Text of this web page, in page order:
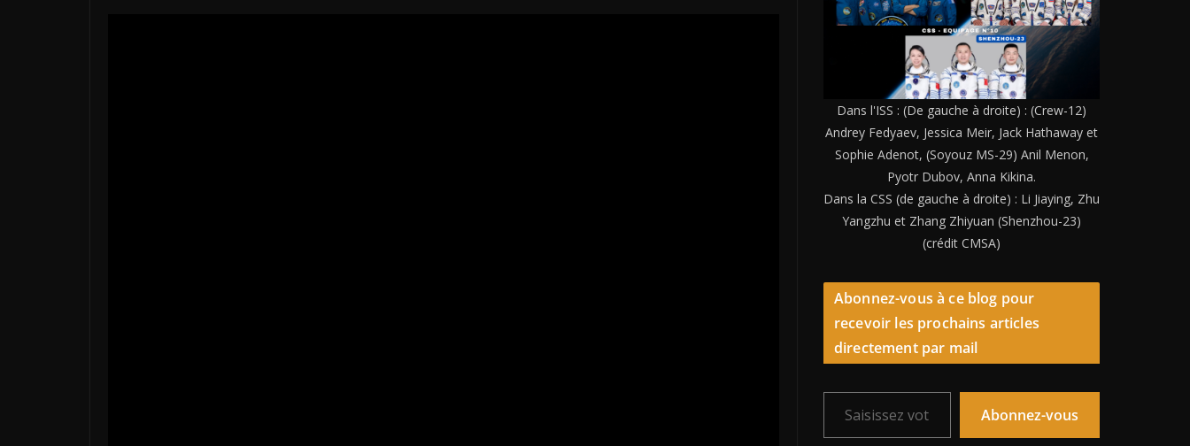
Dans l'ISS : (De gauche à droite) : (Crew-12)
Andrey Fedyaev, Jessica Meir, Jack Hathaway et
Sophie Adenot, (Soyouz MS-29) Anil Menon,
Pyotr Dubov, Anna Kikina.
Dans la CSS (de gauche à droite) : Li Jiaying, Zhu
Yangzhu et Zhang Zhiyuan (Shenzhou-23)
(crédit CMSA)
Abonnez-vous à ce blog pour
recevoir les prochains articles
directement par mail
Saisissez votre adresse e-mail…
Abonnez-vous